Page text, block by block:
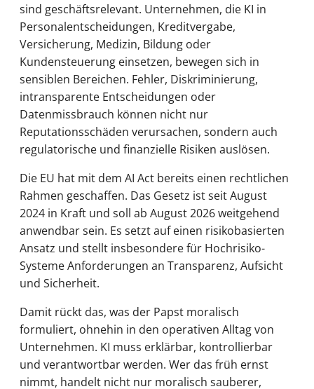
sind geschäftsrelevant. Unternehmen, die KI in
Personalentscheidungen, Kreditvergabe,
Versicherung, Medizin, Bildung oder
Kundensteuerung einsetzen, bewegen sich in
sensiblen Bereichen. Fehler, Diskriminierung,
intransparente Entscheidungen oder
Datenmissbrauch können nicht nur
Reputationsschäden verursachen, sondern auch
regulatorische und finanzielle Risiken auslösen.
Die EU hat mit dem AI Act bereits einen rechtlichen
Rahmen geschaffen. Das Gesetz ist seit August
2024 in Kraft und soll ab August 2026 weitgehend
anwendbar sein. Es setzt auf einen risikobasierten
Ansatz und stellt insbesondere für Hochrisiko-
Systeme Anforderungen an Transparenz, Aufsicht
und Sicherheit.
Damit rückt das, was der Papst moralisch
formuliert, ohnehin in den operativen Alltag von
Unternehmen. KI muss erklärbar, kontrollierbar
und verantwortbar werden. Wer das früh ernst
nimmt, handelt nicht nur moralisch sauberer,